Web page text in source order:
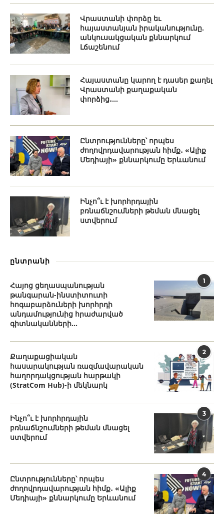
Վրաստանի փորձը եւ
հայաստանյան իրականությունը.
անկուսակցական քննարկում
Լճաշենում
Հայաստանը կարող է դասեր քաղել
Վրաստանի քաղաքական
փորձից․...
Ընտրությունները՝ որպես
ժողովրդավարության հիմք․ «Ալիք
Մեդիայի» քննարկումը Երևանում
Ինչո՞ւ է խորհրդային
բռնաճնշումների թեման մնացել
ստվերում
ընտրանի
1
Հայոց ցեղասպանության
թանգարան-ինստիտուտի
հոգաբարձուների խորհրդի
անդամությունից հրաժարված
գիտնականների...
2
Քաղաքացիական
հասարակության ռազմավարական
հաղորդակցության հարթակի
(StratCom Hub)-ի մեկնարկ
3
Ինչո՞ւ է խորհրդային
բռնաճնշումների թեման մնացել
ստվերում
4
Ընտրությունները՝ որպես
ժողովրդավարության հիմք․ «Ալիք
Մեդիայի» քննարկումը Երևանում